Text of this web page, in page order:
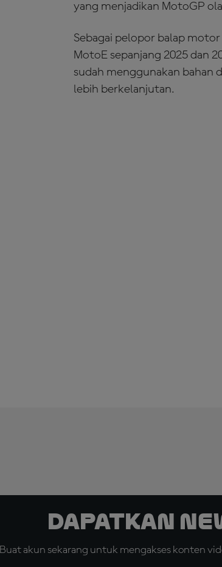
yang menjadikan MotoGP
Sebagai pelopor balap
MotoE sepanjang 2025 dan
sudah menggunakan bahan
lebih berkelanjutan.
Dapatkan
Buat akun sekarang untuk mengakses konten